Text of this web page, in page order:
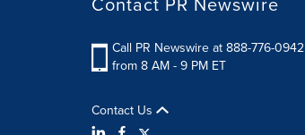
Call PR Newswire at 888-776-0942
from 8 AM - 9 PM ET
Contact Us